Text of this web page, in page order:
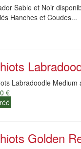
Sable et Noir
Hanches et Coudes...
Labradoodle
€
Golden